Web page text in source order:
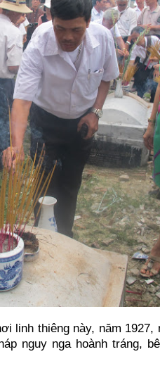
linh thiêng này, năm 1927,
nguy nga hoành tráng,